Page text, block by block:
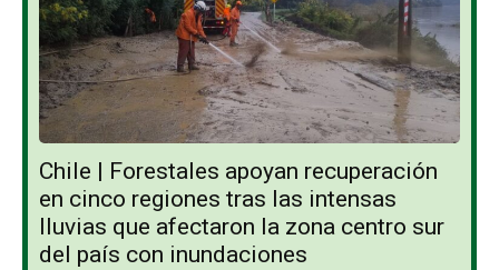
Chile | Forestales apoyan recuperación
en cinco regiones tras las intensas
lluvias que afectaron la zona centro sur
del país con inundaciones